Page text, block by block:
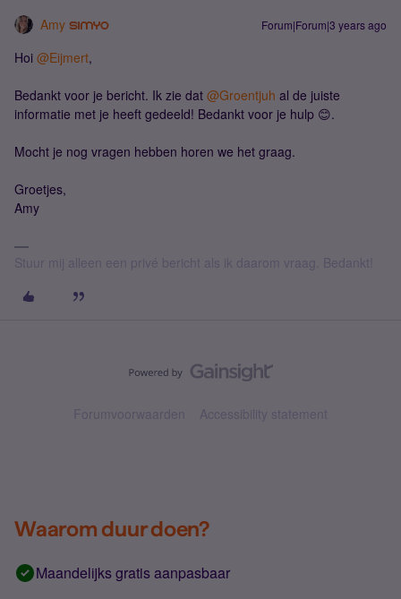
Amy Forum|Forum|3 years ago
Hoi @Eijmert,
Bedankt voor je bericht. Ik zie dat @Groentjuh al de juiste
informatie met je heeft gedeeld! Bedankt voor je hulp 😊.
Mocht je nog vragen hebben horen we het graag.
Groetjes,
Amy
Stuur mij alleen een privé bericht als ik daarom vraag. Bedankt!
Forumvoorwaarden Accessibility statement
Waarom duur doen?
Maandelijks gratis aanpasbaar